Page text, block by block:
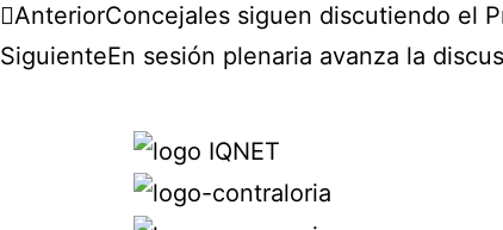
AnteriorConcejales siguen discutiendo el
SiguienteEn sesión plenaria avanza la